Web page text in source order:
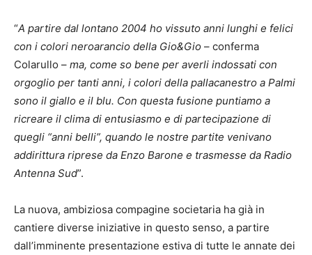
“A partire dal lontano 2004 ho vissuto anni lunghi e felici
con i colori neroarancio della Gio&Gio – conferma
Colarullo – ma, come so bene per averli indossati con
orgoglio per tanti anni, i colori della pallacanestro a Palmi
sono il giallo e il blu. Con questa fusione puntiamo a
ricreare il clima di entusiasmo e di partecipazione di
quegli “anni belli”, quando le nostre partite venivano
addirittura riprese da Enzo Barone e trasmesse da Radio
Antenna Sud”.
La nuova, ambiziosa compagine societaria ha già in
cantiere diverse iniziative in questo senso, a partire
dall’imminente presentazione estiva di tutte le annate dei